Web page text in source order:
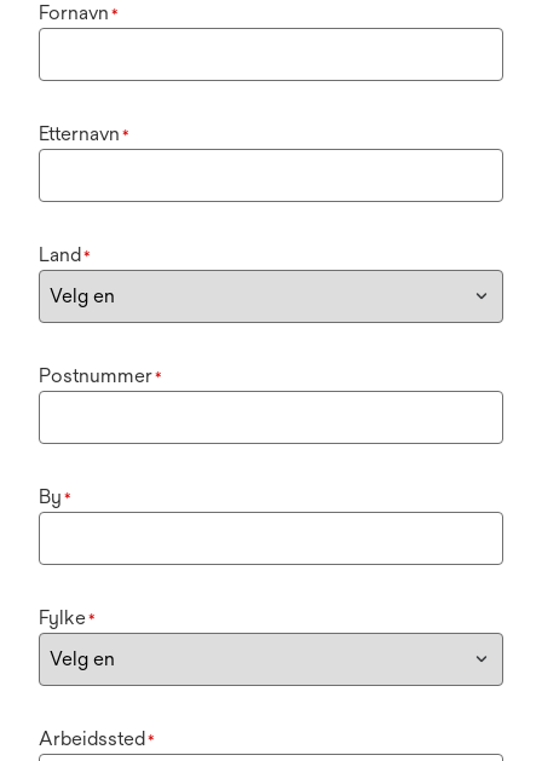
Fornavn *
Etternavn *
Land*
Postnummer*
By *
Fylke*
Arbeidssted*